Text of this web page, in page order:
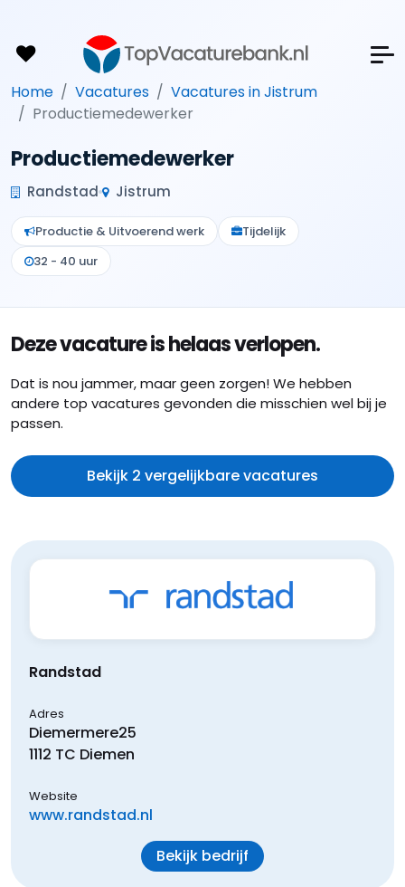
Home Vacatures
Vacatures in Jistrum
Productiemedewerker
Productiemedewerker
Randstad Jistrum
Productie & Uitvoerend werk
Tijdelijk
32 - 40 uur
Deze vacature is helaas verlopen.
Dat is nou jammer, maar geen zorgen! We hebben
andere top vacatures gevonden die misschien wel bij je
passen.
Bekijk 2 vergelijkbare vacatures
Randstad
Adres
Diemermere25
1112 TC Diemen
Website
www.randstad.nl
Bekijk bedrijf